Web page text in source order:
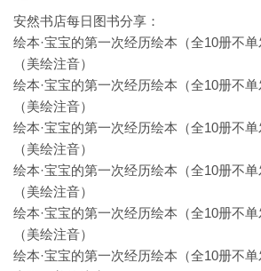
安然书店每日图书分享：
绘本·宝宝的第一次经历绘本（全10册不
（美绘注音）
绘本·宝宝的第一次经历绘本（全10册不
（美绘注音）
绘本·宝宝的第一次经历绘本（全10册不
（美绘注音）
绘本·宝宝的第一次经历绘本（全10册不
（美绘注音）
绘本·宝宝的第一次经历绘本（全10册不
（美绘注音）
绘本·宝宝的第一次经历绘本（全10册不